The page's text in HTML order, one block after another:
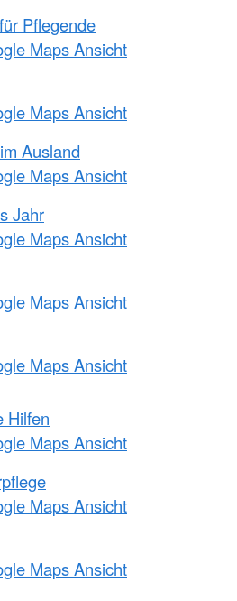
Pflegende
Maps Ansicht
Maps Ansicht
Ausland
Maps Ansicht
Jahr
Maps Ansicht
Maps Ansicht
Maps Ansicht
Hilfen
Maps Ansicht
Maps Ansicht
Maps Ansicht